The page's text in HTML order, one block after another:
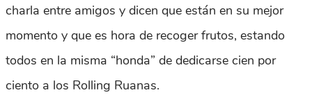
charla entre amigos y dicen que están en su mejor
momento y que es hora de recoger frutos, estando
todos en la misma “honda” de dedicarse cien por
ciento a los Rolling Ruanas.